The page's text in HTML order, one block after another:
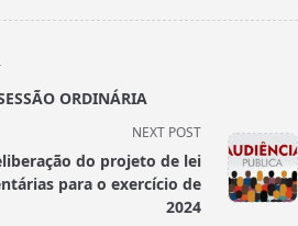
ORDINÁRIA
NEXT POST
do projeto de lei
para o exercício de
2024